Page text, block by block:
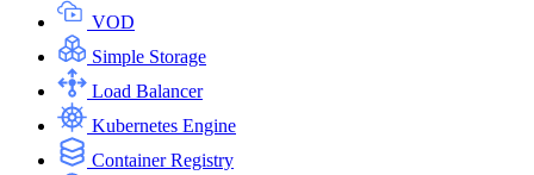
VOD
Simple Storage
Load Balancer
Kubernetes Engine
Container Registry